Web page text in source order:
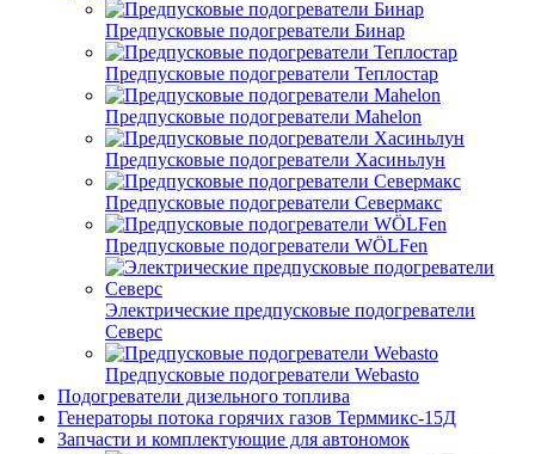
Предпусковые подогреватели Бинар
Предпусковые подогреватели Теплостар
Предпусковые подогреватели Mahelon
Предпусковые подогреватели Хасиньлун
Предпусковые подогреватели Севермакс
Предпусковые подогреватели WÖLFen
Электрические предпусковые подогреватели
Северс
Предпусковые подогреватели Webasto
Подогреватели дизельного топлива
Генераторы потока горячих газов Терммикс-15Д
Запчасти и комплектующие для автономок